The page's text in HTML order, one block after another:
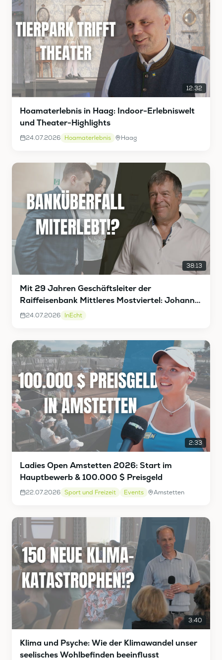
12:32
Hoamaterlebnis in Haag: Indoor-Erlebniswelt
und Theater-Highlights
24.07.2026 Hoamaterlebnis Haag
38:13
Mit 29 Jahren Geschäftsleiter der
Raiffeisenbank Mittleres Mostviertel: Johann
Vieghofer InEcht
24.07.2026 InEcht
2:33
Ladies Open Amstetten 2026: Start im
Hauptbewerb & 100.000 $ Preisgeld
22.07.2026 Sport und Freizeit Events Amstetten
3:40
Klima und Psyche: Wie der Klimawandel unser
seelisches Wohlbefinden beeinflusst